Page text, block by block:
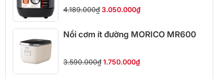
4.189.000₫ 3.050.000₫
Nồi cơm ít đường MORICO MR600
3.590.000₫ 1.750.000₫